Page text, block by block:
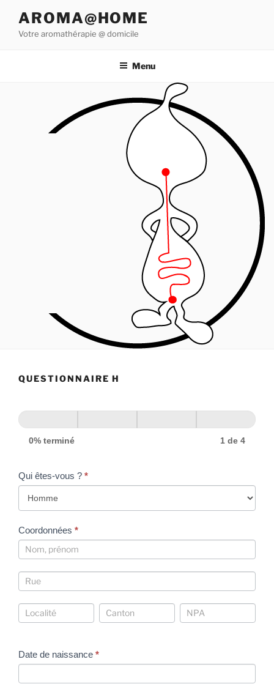
contenu
AROMA@HOME
Votre aromathérapie @ domicile
Menu
QUESTIONNAIRE H
0% terminé 1 de 4
Qui êtes-vous ? *
Coordonnées *
Coordonnées
Coordonnées
Coordonnées Coordonnées Coordonnées
Date de naissance *